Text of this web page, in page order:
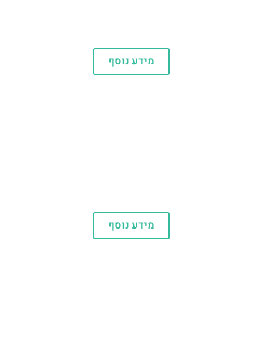
מידע נוסף
מידע נוסף